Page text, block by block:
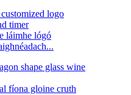
láimhe lógó
fíona gloine cruth